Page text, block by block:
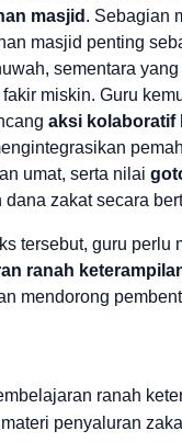
masjid . Sebagian
masjid penting
sementara
miskin. Guru
aksi kolaboratif
umat, serta nilai
zakat secara
tersebut, guru perlu
ranah
mendorong
ranah
penyaluran